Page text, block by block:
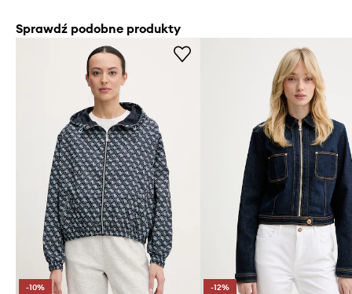
Sprawdź podobne produkty
-10%
-12%